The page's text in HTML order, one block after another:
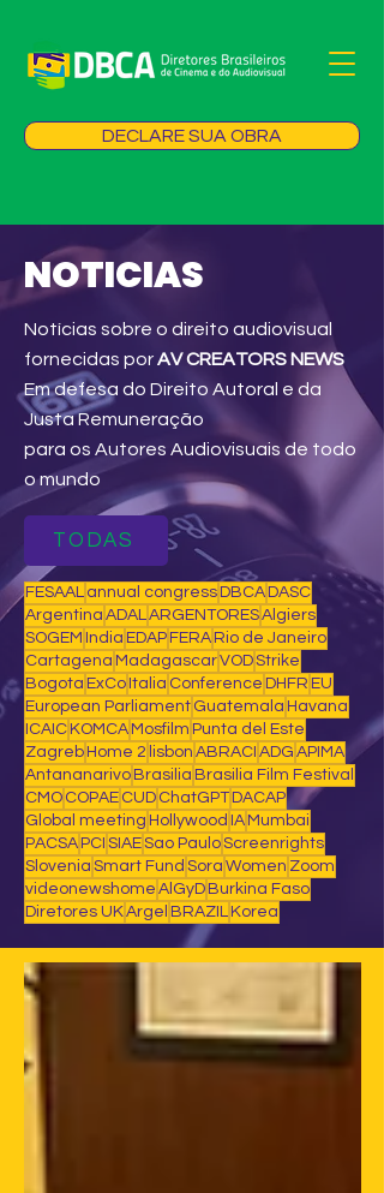
DECLARE SUA OBRA
NOTICIAS
Notícias sobre o direito audiovisual
fornecidas porAV CREATORS NEWS
Em defesa do Direito Autoral e da
Justa Remuneração
para os Autores Audiovisuais de todo
o mundo
TODAS
FESAAL annual congress DBCA DASC
Argentina ADALARGENTORESAlgiers
SOGEM India EDAP FERA Rio de Janeiro
Cartagena MadagascarVODStrike
Bogota ExCo Italia Conference DHFR EU
European Parliament Guatemala Havana
ICAIC KOMCA Mosfilm Punta del Este
Zagreb Home 2 lisbon ABRACI ADG APIMA
Antananarivo Brasilia Brasilia Film Festival
CMO COPAE CUD ChatGPT DACAP
Global meeting Hollywood IA Mumbai
PACSA PCI SIAESao PauloScreenrights
Slovenia Smart Fund Sora Women Zoom
videonewshome AlGyD Burkina Faso
Diretores UKArgel BRAZIL Korea